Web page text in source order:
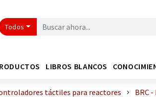
Todos
LIBROS BLANCOS
táctiles para reactores
BRC